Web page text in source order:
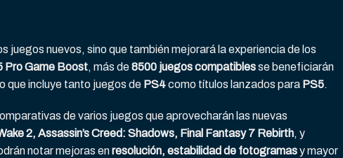
juegos nuevos, sino que también mejorará la experiencia de los
Pro Game Boost, más de8500 juegos compatiblesse beneficiarán
que incluye tanto juegos de PS4como títulos lanzados para PS5.
de varios juegos que aprovecharán las nuevas
2, Assassin’s Creed: Shadows, Final Fantasy 7 Rebirth, y
notar mejoras enresolución, estabilidad de fotogramasy mayor